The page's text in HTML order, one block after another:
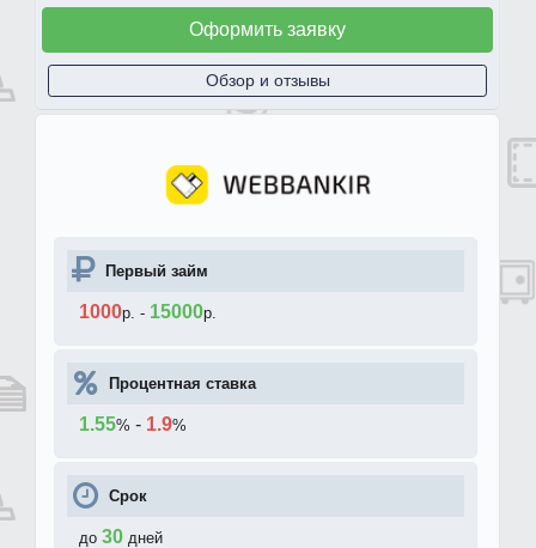
Оформить заявку
Обзор и отзывы
Первый займ
1000р. - 15000р.
Процентная ставка
1.55% - 1.9%
Срок
до 30 дней